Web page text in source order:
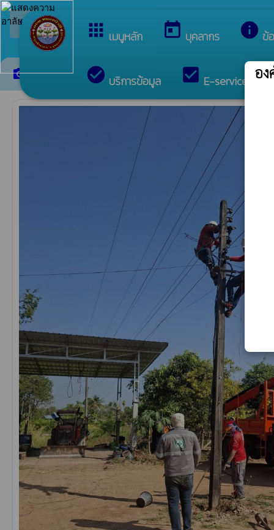
apps เมนูหลัก today บุคลากร info ข้
check_circle บริการข้อมูล check_box E-services
arrow_back_iosกลับเมนูหลัก ยินดีต้อนรับสู่เว็บไซต์ของ องค์
camera_altภาพกิจกรรม อ